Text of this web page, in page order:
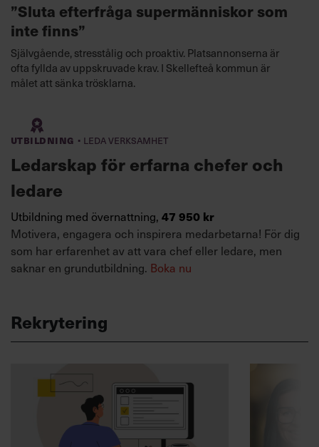
”Sluta efterfråga supermänniskor som
inte finns”
Självgående, stresstålig och proaktiv. Platsannonserna är
ofta fyllda av uppskruvade krav. I Skellefteå kommun är
målet att sänka trösklarna.
Utbildning · Leda verksamhet
Ledarskap för erfarna chefer och
ledare
Utbildning med övernattning, 47 950 kr
Motivera, engagera och inspirera medarbetarna! För dig
som har erfarenhet av att vara chef eller ledare, men
saknar en grundutbildning. Boka nu
Rekrytering